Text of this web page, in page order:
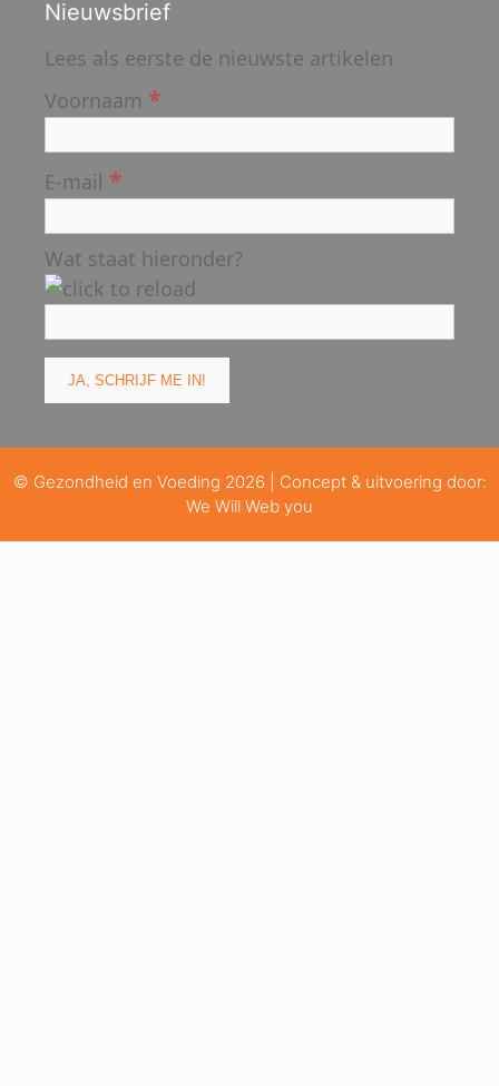
Nieuwsbrief
Lees als eerste de nieuwste artikelen
Voornaam *
E-mail *
Wat staat hieronder?
© Gezondheid en Voeding 2026 | Concept & uitvoering door:
We Will Web you